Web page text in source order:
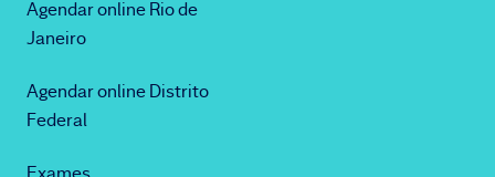
Agendar online Rio de
Janeiro
Agendar online Distrito
Federal